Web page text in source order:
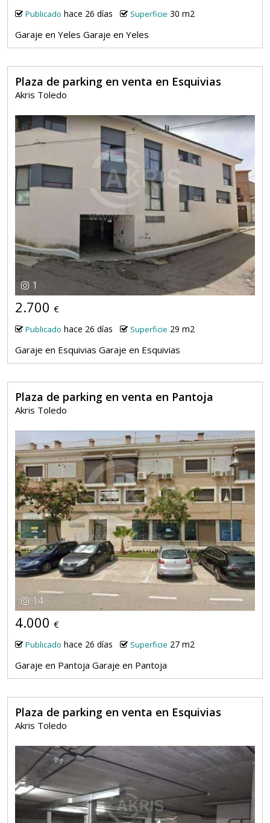
Publicado hace 26 días Superficie 30 m2
Garaje en Yeles Garaje en Yeles
Plaza de parking en venta en Esquivias
Akris Toledo
1
2.700 €
Publicado hace 26 días Superficie 29 m2
Garaje en Esquivias Garaje en Esquivias
Plaza de parking en venta en Pantoja
Akris Toledo
14
4.000 €
Publicado hace 26 días Superficie 27 m2
Garaje en Pantoja Garaje en Pantoja
Plaza de parking en venta en Esquivias
Akris Toledo